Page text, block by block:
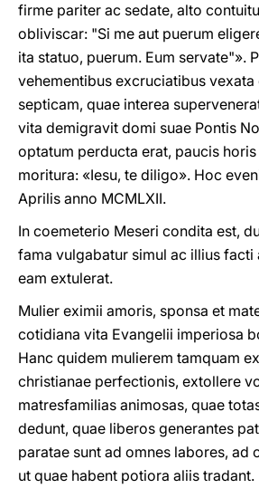
firme pariter ac sedate, alto
obliviscar: "Si me aut puerum
ita statuo, puerum. Eum servate"».
vehementibus excruciatibus
septicam, quae interea
vita demigravit domi suae Pontis
optatum perducta erat, paucis horis
moritura: «Iesu, te diligo». Hoc
Aprilis anno MCMLXII.
In coemeterio Meseri condita est,
fama vulgabatur simul ac illius
eam extulerat.
Mulier eximii amoris, sponsa et
cotidiana vita Evangelii imperiosa
Hanc quidem mulierem tamquam
christianae perfectionis, extollere
matresfamilias animosas, quae
dedunt, quae liberos generantes
paratae sunt ad omnes labores, ad
ut quae habent potiora aliis tradant.